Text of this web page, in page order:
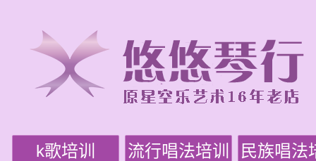
k歌培训 流行唱法培训 民族唱法